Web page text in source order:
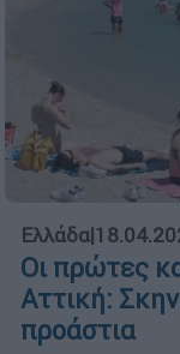
Ελλάδα|
Οι πρώτες
Αττική:
προάστια